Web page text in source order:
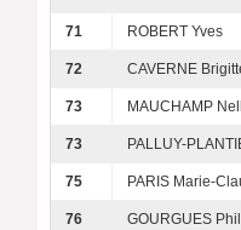
71 ROBERT Yves
72 CAVERNE
73 MAUCHAMP
73 PALLUY-
75 PARIS Marie-
76 GOURGUES